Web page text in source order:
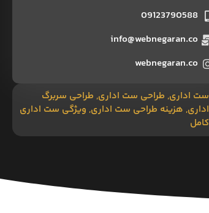
09123790588
info@webnegaran.co
webnegaran.co
ست اداری, طراحی ست اداری, طراحی سربرگ
اداری, هزینه طراحی ست اداری, ویژگی ست اداری
کامل